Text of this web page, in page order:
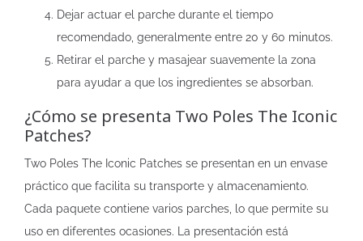
Dejar actuar el parche durante el tiempo
recomendado, generalmente entre 20 y 60 minutos.
Retirar el parche y masajear suavemente la zona
para ayudar a que los ingredientes se absorban.
¿Cómo se presenta Two Poles The Iconic
Patches?
Two Poles The Iconic Patches se presentan en un envase
práctico que facilita su transporte y almacenamiento.
Cada paquete contiene varios parches, lo que permite su
uso en diferentes ocasiones. La presentación está